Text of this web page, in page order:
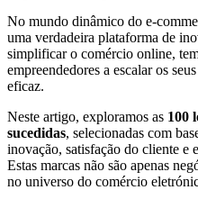
No mundo dinâmico do e-
uma verdadeira plataforma de
simplificar o comércio online,
empreendedores a escalar os
eficaz.
Neste artigo, exploramos as 100
sucedidas, selecionadas com
inovação, satisfação do cliente e
Estas marcas não são apenas
no universo do comércio